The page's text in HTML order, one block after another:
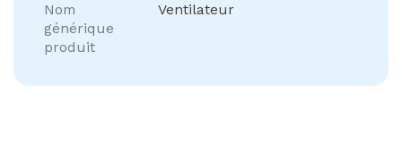
Nom
générique
produit
Ventilateur